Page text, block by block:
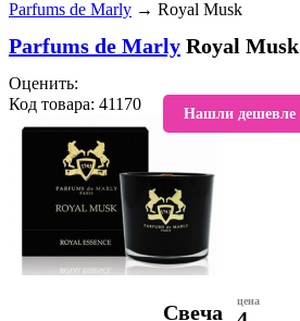
Parfums de Marly → Royal Musk
Parfums de Marly Royal Musk
Нашли дешевле
Оценить:
Код товара: 41170
В избранное
Свеча
цена